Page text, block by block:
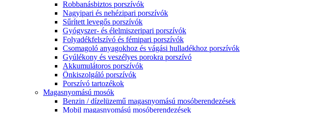
Robbanásbiztos porszívók
Nagyipari és nehézipari porszívók
Sűrített levegős porszívók
Gyógyszer- és élelmiszeripari porszívók
Folyadékfelszívó és fémipari porszívók
Csomagoló anyagokhoz és vágási hulladékhoz porszívók
Gyúlékony és veszélyes porokra porszívó
Akkumulátoros porszívók
Önkiszolgáló porszívók
Porszívó tartozékok
Magasnyomású mosók
Benzin / dízelüzemű magasnyomású mosóberendezések
Mobil magasnyomású mosóberendezések